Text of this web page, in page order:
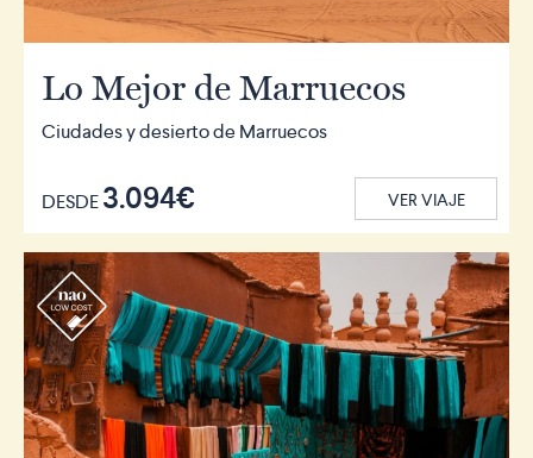
Lo Mejor de Marruecos
Ciudades y desierto de Marruecos
DESDE3.094€ VER VIAJE
r